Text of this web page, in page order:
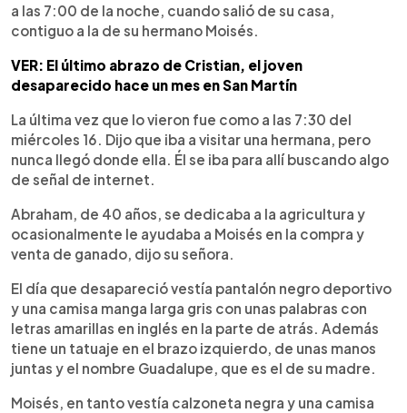
a las 7:00 de la noche, cuando salió de su casa,
contiguo a la de su hermano Moisés.
VER: El último abrazo de Cristian, el joven
desaparecido hace un mes en San Martín
La última vez que lo vieron fue como a las 7:30 del
miércoles 16. Dijo que iba a visitar una hermana, pero
nunca llegó donde ella. Él se iba para allí buscando algo
de señal de internet.
Abraham, de 40 años, se dedicaba a la agricultura y
ocasionalmente le ayudaba a Moisés en la compra y
venta de ganado, dijo su señora.
El día que desapareció vestía pantalón negro deportivo
y una camisa manga larga gris con unas palabras con
letras amarillas en inglés en la parte de atrás. Además
tiene un tatuaje en el brazo izquierdo, de unas manos
juntas y el nombre Guadalupe, que es el de su madre.
Moisés, en tanto vestía calzoneta negra y una camisa